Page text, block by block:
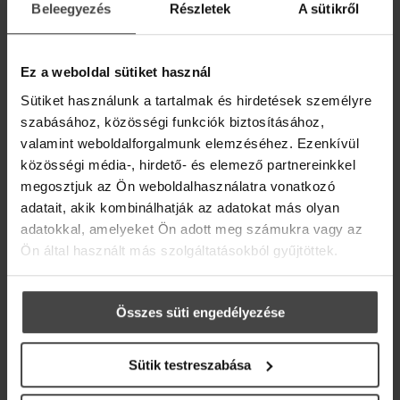
Beleegyezés Részletek A sütikről
Ez a weboldal sütiket használ
Sütiket használunk a tartalmak és hirdetések személyre
szabásához, közösségi funkciók biztosításához,
valamint weboldalforgalmunk elemzéséhez. Ezenkívül
közösségi média-, hirdető- és elemező partnereinkkel
megosztjuk az Ön weboldalhasználatra vonatkozó
adatait, akik kombinálhatják az adatokat más olyan
adatokkal, amelyeket Ön adott meg számukra vagy az
Ön által használt más szolgáltatásokból gyűjtöttek.
Összes süti engedélyezése
Sütik testreszabása
ÉRTESÜLJ ELSŐKÉNT HÍREINKRŐL,
AKCIÓINKRÓL!
10% kedvezményre jogosító kuponnal
ajándékozunk meg (lakossági vásárlás
esetén)
AJÁNDÉK DIGITÁLIS
ILLÓOLAJ RECEPTKÖNYV!
Iratkozz fel hírlevelünkre, és ajándékba adjuk
online recepteskönyvünket 36 inspiráló ötlettel,
hogy az élet szebb és kiegyensúlyozottabb
legyen.
Üdvözlő meglepetésként pedig egy
10%-os
kedvezménykupontis rejtettünk a levélbe.
Email
Marketing hozzájárulás